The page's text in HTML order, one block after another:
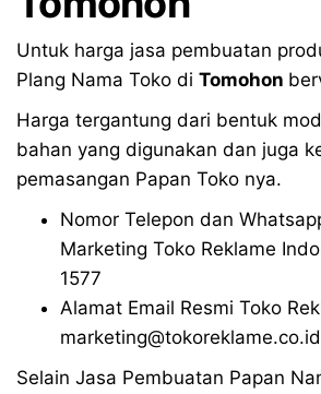
Untuk harga jasa pembuatan
Plang Nama Toko di Tomohon
Harga tergantung dari bentuk
bahan yang digunakan dan juga
pemasangan Papan Toko nya.
Nomor Telepon dan
Marketing Toko Reklame
1577
Alamat Email Resmi Toko
marketing@tokoreklame.co.id
Selain Jasa Pembuatan Papan